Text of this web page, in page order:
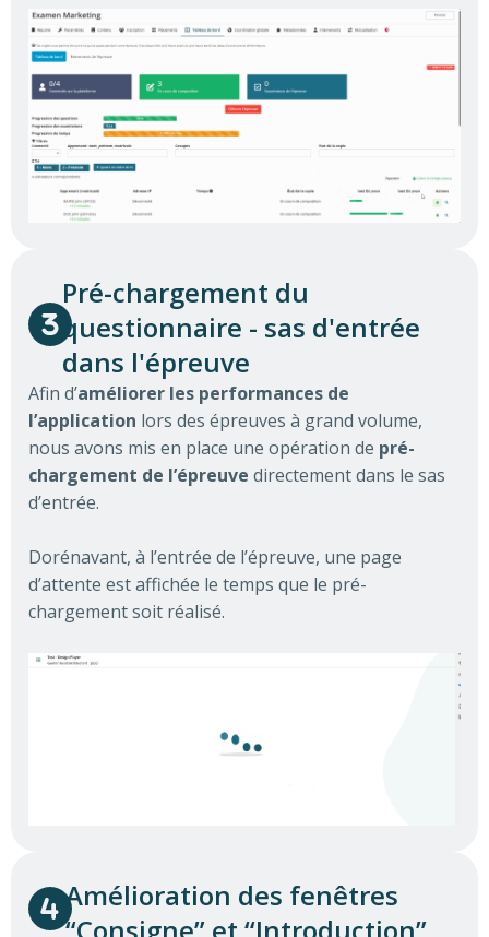
Pré-chargement du
questionnaire - sas d'entrée
dans l'épreuve
Afin d’améliorer les performances de
l’application lors des épreuves à grand volume,
nous avons mis en place une opération de pré-
chargement de l’épreuve directement dans le sas
d’entrée.
Dorénavant, à l’entrée de l’épreuve, une page
d’attente est affichée le temps que le pré-
chargement soit réalisé.
Amélioration des fenêtres
“Consigne” et “Introduction”